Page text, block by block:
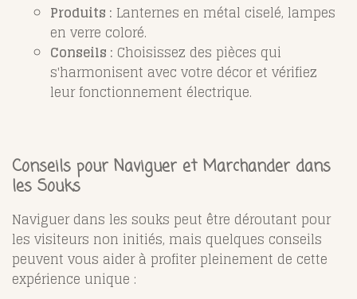
Produits : Lanternes en métal ciselé, lampes
en verre coloré.
Conseils : Choisissez des pièces qui
s'harmonisent avec votre décor et vérifiez
leur fonctionnement électrique.
Conseils pour Naviguer et Marchander dans
les Souks
Naviguer dans les souks peut être déroutant pour
les visiteurs non initiés, mais quelques conseils
peuvent vous aider à profiter pleinement de cette
expérience unique :